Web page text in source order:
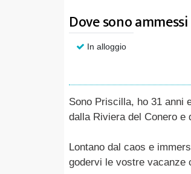
Dove sono
In alloggio
Sono Priscilla, ho 31 anni
dalla Riviera del Conero e
Lontano dal caos e
godervi le vostre vacanze